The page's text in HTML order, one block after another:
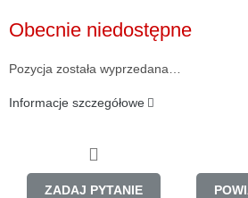
jednostkowa:
Obecnie niedostępne
Pozycja została wyprzedana…
Informacje szczegółowe
ZADAJ PYTANIE